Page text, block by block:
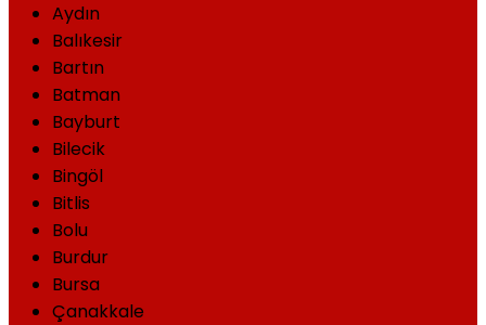
Aydın
Balıkesir
Bartın
Batman
Bayburt
Bilecik
Bingöl
Bitlis
Bolu
Burdur
Bursa
Çanakkale